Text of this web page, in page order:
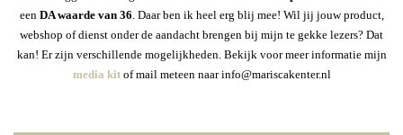
een DA waarde van 36 . Daar ben ik heel erg blij mee! Wil jij jouw product,
webshop of dienst onder de aandacht brengen bij mijn te gekke lezers? Dat
kan! Er zijn verschillende mogelijkheden. Bekijk voor meer informatie mijn
media kitof mail meteen naar info@mariscakenter.nl